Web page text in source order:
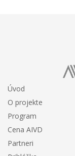
Úvod
O projekte
Program
Cena AIVD
Partneri